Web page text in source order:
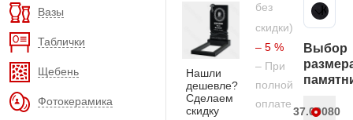
Вазы
Таблички
Щебень
Фотокерамика
Нашли
дешевле?
Сделаем
скидку
без
скидки)
– 5 %
– При
полной
оплате
Карельский гранит
Выбор
37.00080